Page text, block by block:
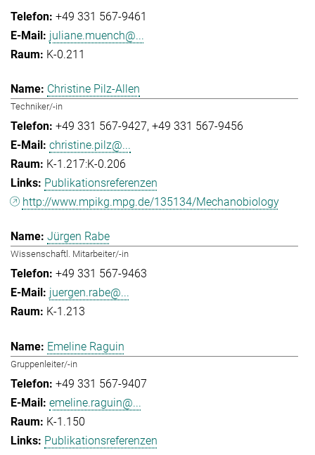
+49 331 567-9461
juliane.muench@...
K-0.211
Christine Pilz-Allen
Techniker/-in
+49 331 567-9427 +49 331 567-9456
christine.pilz@...
K-1.217:K-0.206
Publikationsreferenzen
http://www.mpikg.mpg.de/135134/Mechanobiology
Jürgen Rabe
Wissenschaftl. Mitarbeiter/-in
+49 331 567-9463
juergen.rabe@...
K-1.213
Emeline Raguin
Gruppenleiter/-in
+49 331 567-9407
emeline.raguin@...
K-1.150
Publikationsreferenzen